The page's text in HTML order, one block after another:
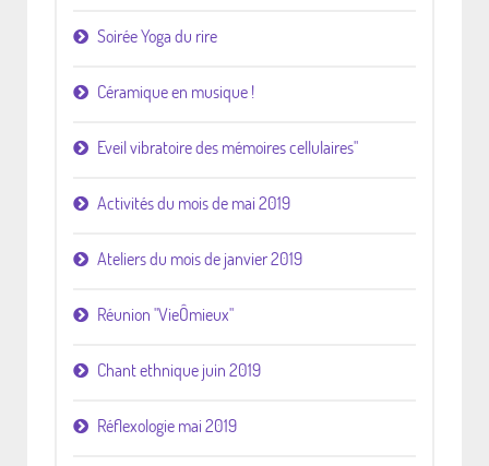
Soirée Yoga du rire
Céramique en musique !
Eveil vibratoire des mémoires cellulaires"
Activités du mois de mai 2019
Ateliers du mois de janvier 2019
Réunion "VieÔmieux"
Chant ethnique juin 2019
Réflexologie mai 2019